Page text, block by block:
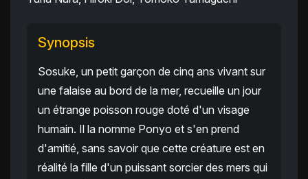
Synopsis
Sosuke, un petit garçon de cinq ans vivant sur
une falaise au bord de la mer, recueille un jour
un étrange poisson rouge doté d'un visage
humain. Il la nomme Ponyo et s'en prend
d'amitié, sans savoir que cette créature est en
réalité la fille d'un puissant sorcier des mers qui